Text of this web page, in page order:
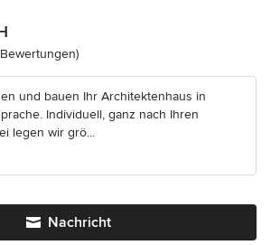
4 von 5 Sternen
und bauen Ihr Architektenhaus in
Individuell, ganz nach Ihren
legen wir grö...
Nachricht